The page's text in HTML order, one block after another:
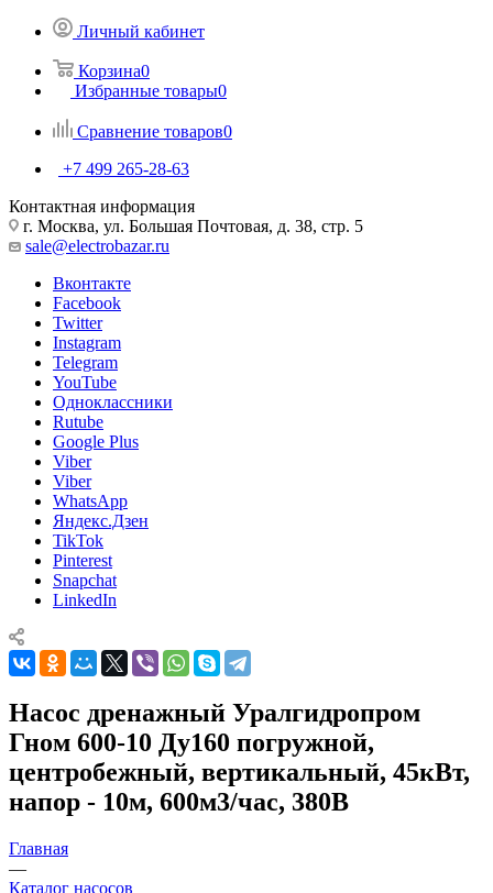
Личный кабинет
Корзина0
Избранные товары0
Сравнение товаров0
+7 499 265-28-63
Контактная информация
г. Москва, ул. Большая Почтовая, д. 38, стр. 5
sale@electrobazar.ru
Вконтакте
Facebook
Twitter
Instagram
Telegram
YouTube
Одноклассники
Rutube
Google Plus
Viber
Viber
WhatsApp
Яндекс.Дзен
TikTok
Pinterest
Snapchat
LinkedIn
Насос дренажный Уралгидропром
Гном 600-10 Ду160 погружной,
центробежный, вертикальный, 45кВт,
напор - 10м, 600м3/час, 380В
Главная
—
Каталог насосов